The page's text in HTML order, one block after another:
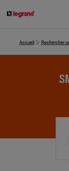
Accueil Rechercher